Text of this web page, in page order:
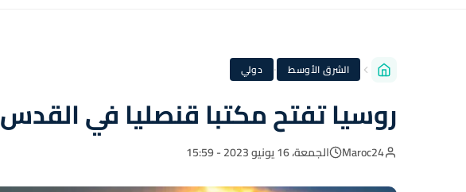
الشرق الأوسط · دولي
روسيا تفتح مكتبا قنصليا في القدس
Maroc24 الجمعة، 16 يونيو 2023 - 15:59